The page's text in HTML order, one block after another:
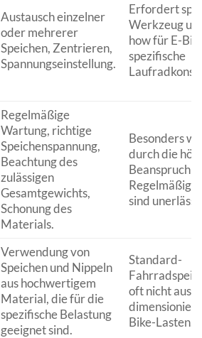
Austausch einzelner
oder mehrerer
Speichen, Zentrieren,
Spannungseinstellung.
Erfordert
Werkzeug
how für E-
spezifische
Regelmäßige
Wartung, richtige
Speichenspannung,
Beachtung des
zulässigen
Gesamtgewichts,
Schonung des
Materials.
Besonders
durch die
Regelmäßige
sind
Verwendung von
Speichen und Nippeln
aus hochwertigem
Material, die für die
spezifische Belastung
geeignet sind.
Standard-
oft nicht
Bike-Lasten.